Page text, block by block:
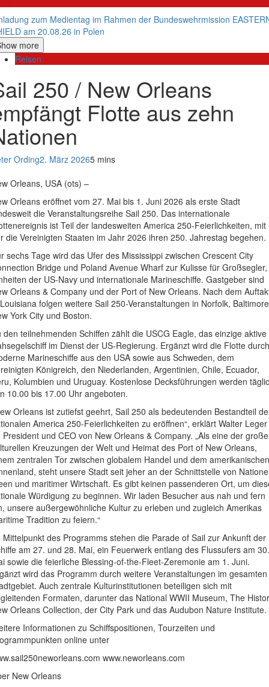
zum Medientag im Rahmen der Bundeswehrmission
am 20.08.26 in Polen
more
Reisen
250 / New Orleans
Flotte aus zehn
Ording2. März 20265 mins
Orleans, USA (ots) –
Orleans eröffnet vom 27. Mai bis 1. Juni 2026 als erste Stadt
die Veranstaltungsreihe Sail 250. Das internationale
ist Teil der landesweiten America 250-Feierlichkeiten, mit
die Vereinigten Staaten im Jahr 2026 ihren 250. Jahrestag begehen.
sechs Tage wird das Ufer des Mississippi zwischen Crescent City
Bridge und Poland Avenue Wharf zur Kulisse für Großsegler,
der US-Navy und internationale Marineschiffe. Gastgeber sind
Orleans & Company und der Port of New Orleans. Nach dem
folgen weitere Sail 250-Veranstaltungen in Norfolk,
York City und Boston.
den teilnehmenden Schiffen zählt die USCG Eagle, das einzige aktive
im Dienst der US-Regierung. Ergänzt wird die Flotte durch
Marineschiffe aus den USA sowie aus Schweden, dem
Königreich, den Niederlanden, Argentinien, Chile, Ecuador,
Kolumbien und Uruguay. Kostenlose Decksführungen werden
10.00 bis 17.00 Uhr angeboten.
Orleans ist zutiefst geehrt, Sail 250 als bedeutenden Bestandteil
America 250-Feierlichkeiten zu eröffnen“, erklärt Walter Leger
President und CEO von New Orleans & Company. „Als eine der
Kreuzungen der Welt und Heimat des Port of New Orleans,
zentralen Tor zwischen globalem Handel und dem amerikanischen
steht unsere Stadt seit jeher an der Schnittstelle von
und maritimer Wirtschaft. Es gibt keinen passenderen Ort, um
Würdigung zu beginnen. Wir laden Besucher aus nah und fern
unsere außergewöhnliche Kultur zu erleben und zugleich Amerikas
Tradition zu feiern.“
Mittelpunkt des Programms stehen die Parade of Sail zur Ankunft der
am 27. und 28. Mai, ein Feuerwerk entlang des Flussufers am 30.
sowie die feierliche Blessing-of-the-Fleet-Zeremonie am 1. Juni.
wird das Programm durch weitere Veranstaltungen im gesamten
Auch zentrale Kulturinstitutionen beteiligen sich mit
Formaten, darunter das National WWII Museum, The
Orleans Collection, der City Park und das Audubon Nature Institute.
Informationen zu Schiffspositionen, Tourzeiten und
online unter
www.neworleans.com
New Orleans